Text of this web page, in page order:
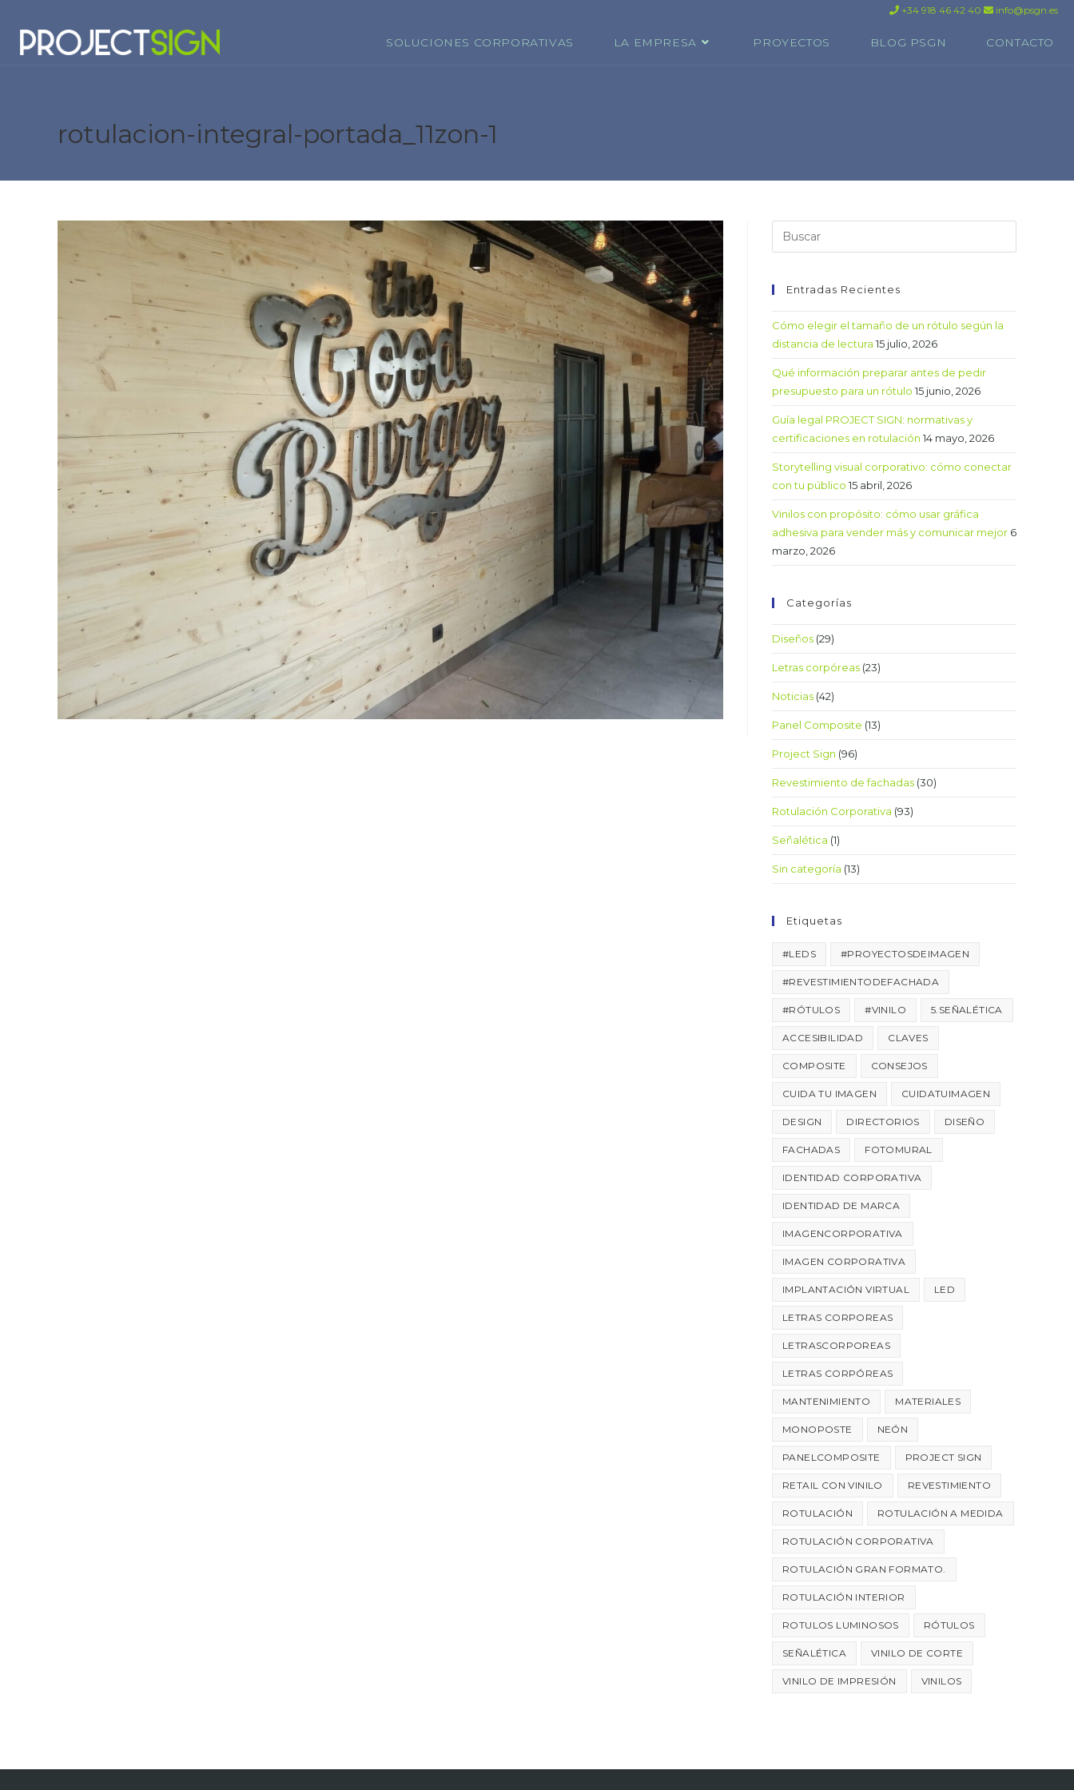
+34 918 46 42 40 info@psgn.es
SOLUCIONES CORPORATIVAS LA EMPRESA PROYECTOS BLOG PSGN CONTACTO
rotulacion-integral-portada_11zon-1
Entradas Recientes
Cómo elegir el tamaño de un rótulo según la
distancia de lectura 15 julio, 2026
Qué información preparar antes de pedir
presupuesto para un rótulo 15 junio, 2026
Guía legal PROJECT SIGN: normativas y
certificaciones en rotulación 14 mayo, 2026
Storytelling visual corporativo: cómo conectar
con tu público 15 abril, 2026
Vinilos con propósito: cómo usar gráfica
adhesiva para vender más y comunicar mejor 6
marzo, 2026
Categorías
Diseños (29)
Letras corpóreas (23)
Noticias (42)
Panel Composite (13)
Project Sign (96)
Revestimiento de fachadas (30)
Rotulación Corporativa (93)
Señalética (1)
Sin categoría (13)
Etiquetas
#LEDS #PROYECTOSDEIMAGEN
#REVESTIMIENTODEFACHADA
#RÓTULOS #VINILO 5.SEÑALÉTICA
ACCESIBILIDAD CLAVES
COMPOSITE CONSEJOS
CUIDA TU IMAGEN CUIDATUIMAGEN
DESIGN DIRECTORIOS DISEÑO
FACHADAS FOTOMURAL
IDENTIDAD CORPORATIVA
IDENTIDAD DE MARCA
IMAGENCORPORATIVA
IMAGEN CORPORATIVA
IMPLANTACIÓN VIRTUAL LED
LETRAS CORPOREAS
LETRASCORPOREAS
LETRAS CORPÓREAS
MANTENIMIENTO MATERIALES
MONOPOSTE NEÓN
PANELCOMPOSITE PROJECT SIGN
RETAIL CON VINILO REVESTIMIENTO
ROTULACIÓN ROTULACIÓN A MEDIDA
ROTULACIÓN CORPORATIVA
ROTULACIÓN GRAN FORMATO.
ROTULACIÓN INTERIOR
ROTULOS LUMINOSOS RÓTULOS
SEÑALÉTICA VINILO DE CORTE
VINILO DE IMPRESIÓN VINILOS